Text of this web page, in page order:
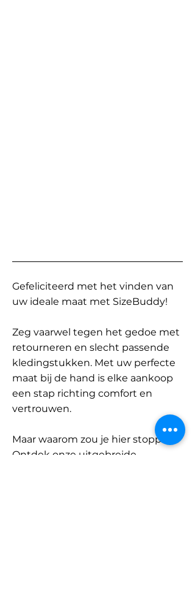
Gefeliciteerd met het vinden van
uw ideale maat met SizeBuddy!
Zeg vaarwel tegen het gedoe met
retourneren en slecht passende
kledingstukken. Met uw perfecte
maat bij de hand is elke aankoop
een stap richting comfort en
vertrouwen.
Maar waarom zou je hier stoppen?
Ontdek onze uitgebreide